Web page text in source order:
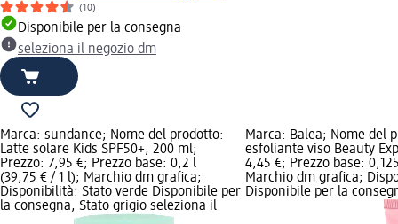
(10)
Disponibile per la consegna
seleziona il negozio dm
Marca: sundance; Nome del prodotto:
Latte solare Kids SPF50+, 200 ml;
Prezzo: 7,95 €; Prezzo base: 0,2 l
(39,75 € / 1 l); Marchio dm grafica;
Disponibilità: Stato verde Disponibile per
la consegna, Stato grigio seleziona il
Marca: Balea; Nome del
esfoliante viso Beauty
4,45 €; Prezzo base:
Marchio dm grafica;
Disponibile per la